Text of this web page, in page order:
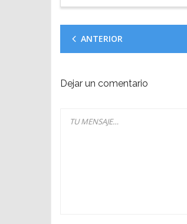
ANTERIOR
Dejar un comentario